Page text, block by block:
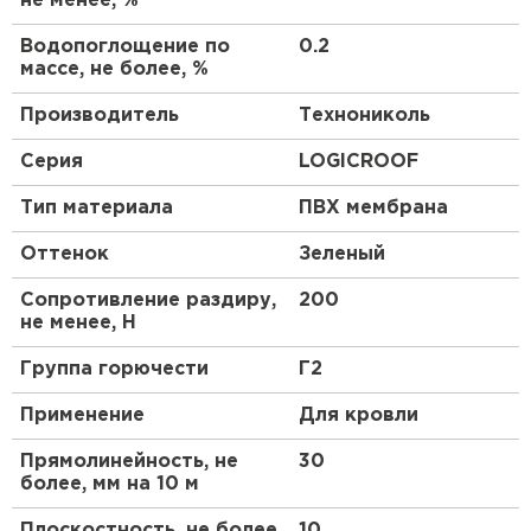
климатических районах согласно СП 131.13330.2012.
Водопоглощение по
массе, не более, %
0.2
Производитель Технониколь
Серия LOGICROOF
Тип материала ПВХ мембрана
Оттенок Зеленый
Сопротивление раздиру,
не менее, Н
200
Группа горючести Г2
Применение Для кровли
Прямолинейность, не
более, мм на 10 м
30
ПЕРЕЙТИ